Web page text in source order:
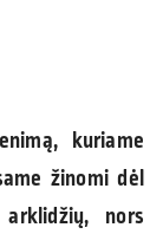
kuriame
žinomi dėl
nors